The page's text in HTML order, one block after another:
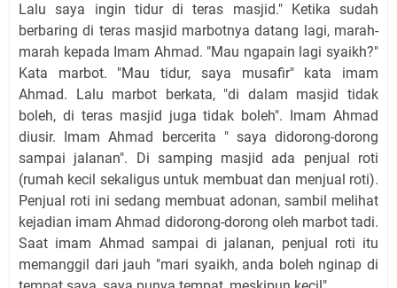
Lalu saya ingin tidur di teras masjid." Ketika sudah
berbaring di teras masjid marbotnya datang lagi, marah-
marah kepada Imam Ahmad. "Mau ngapain lagi syaikh?"
Kata marbot. "Mau tidur, saya musafir" kata imam
Ahmad. Lalu marbot berkata, "di dalam masjid tidak
boleh, di teras masjid juga tidak boleh". Imam Ahmad
diusir. Imam Ahmad bercerita " saya didorong-dorong
sampai jalanan". Di samping masjid ada penjual roti
(rumah kecil sekaligus untuk membuat dan menjual roti).
Penjual roti ini sedang membuat adonan, sambil melihat
kejadian imam Ahmad didorong-dorong oleh marbot tadi.
Saat imam Ahmad sampai di jalanan, penjual roti itu
memanggil dari jauh "mari syaikh, anda boleh nginap di